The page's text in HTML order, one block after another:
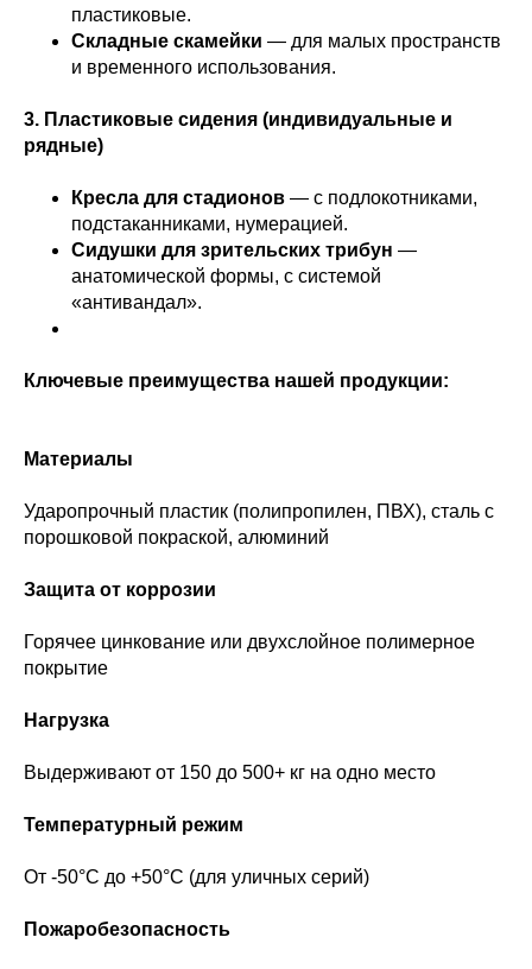
пластиковые.
Складные скамейки — для малых пространств
и временного использования.
3. Пластиковые сидения (индивидуальные и
рядные)
Кресла для стадионов — с подлокотниками,
подстаканниками, нумерацией.
Сидушки для зрительских трибун —
анатомической формы, с системой
«антивандал».
Ключевые преимущества нашей продукции:
Материалы
Ударопрочный пластик (полипропилен, ПВХ), сталь с
порошковой покраской, алюминий
Защита от коррозии
Горячее цинкование или двухслойное полимерное
покрытие
Нагрузка
Выдерживают от 150 до 500+ кг на одно место
Температурный режим
От -50°C до +50°C (для уличных серий)
Пожаробезопасность